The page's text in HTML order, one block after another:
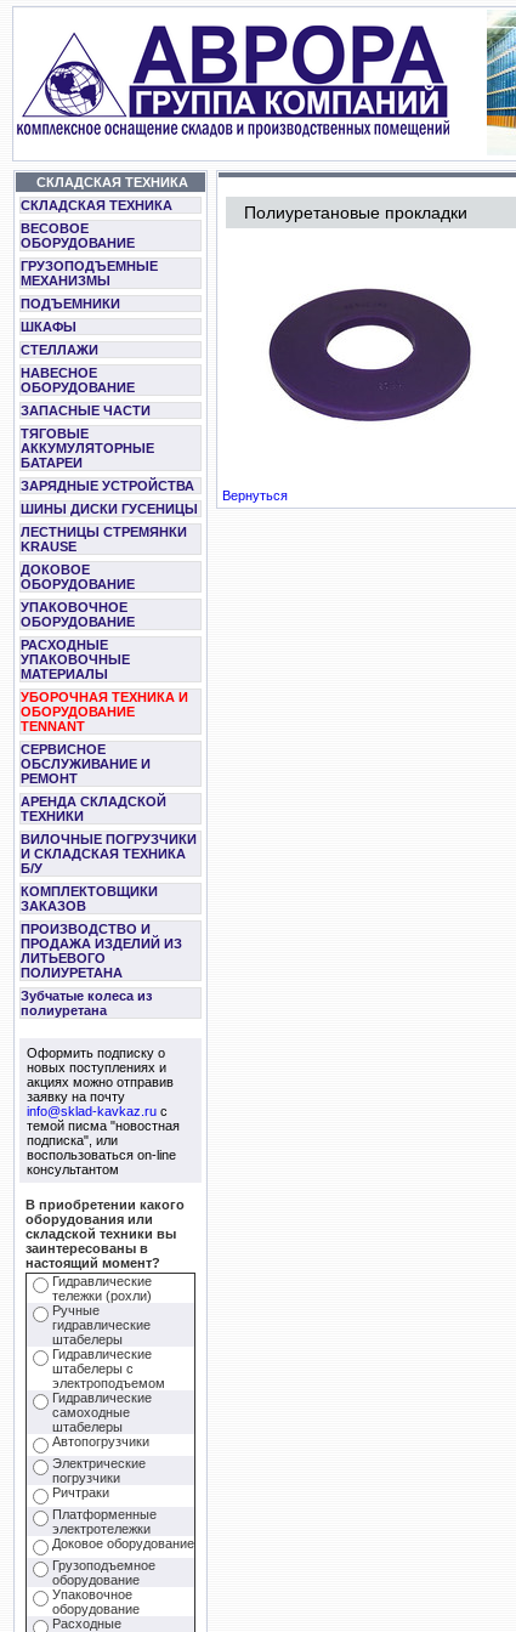
СКЛАДСКАЯ ТЕХНИКА
СКЛАДСКАЯ ТЕХНИКА
ВЕСОВОЕ
ОБОРУДОВАНИЕ
ГРУЗОПОДЪЕМНЫЕ
МЕХАНИЗМЫ
ПОДЪЕМНИКИ
ШКАФЫ
СТЕЛЛАЖИ
НАВЕСНОЕ
ОБОРУДОВАНИЕ
ЗАПАСНЫЕ ЧАСТИ
ТЯГОВЫЕ
АККУМУЛЯТОРНЫЕ
БАТАРЕИ
ЗАРЯДНЫЕ УСТРОЙСТВА
ШИНЫ ДИСКИ ГУСЕНИЦЫ
ЛЕСТНИЦЫ СТРЕМЯНКИ
KRAUSE
ДОКОВОЕ
ОБОРУДОВАНИЕ
УПАКОВОЧНОЕ
ОБОРУДОВАНИЕ
РАСХОДНЫЕ
УПАКОВОЧНЫЕ
МАТЕРИАЛЫ
УБОРОЧНАЯ ТЕХНИКА И
ОБОРУДОВАНИЕ
TENNANT
СЕРВИСНОЕ
ОБСЛУЖИВАНИЕ И
РЕМОНТ
АРЕНДА СКЛАДСКОЙ
ТЕХНИКИ
ВИЛОЧНЫЕ ПОГРУЗЧИКИ
И СКЛАДСКАЯ ТЕХНИКА
Б/У
КОМПЛЕКТОВЩИКИ
ЗАКАЗОВ
ПРОИЗВОДСТВО И
ПРОДАЖА ИЗДЕЛИЙ ИЗ
ЛИТЬЕВОГО
ПОЛИУРЕТАНА
Зубчатые колеса из
полиуретана
Оформить подписку о
новых поступлениях и
акциях можно отправив
заявку на почту
info@sklad-kavkaz.ruс
темой писма "новостная
подписка", или
воспользоваться on-line
консультантом
В приобретении какого
оборудования или
складской техники вы
заинтересованы в
настоящий момент?
Гидравлические
тележки (рохли)
Ручные
гидравлические
штабелеры
Гидравлические
штабелеры с
электроподъемом
Гидравлические
самоходные
штабелеры
Автопогрузчики
Электрические
погрузчики
Ричтраки
Платформенные
электротележки
Доковое оборудование
Грузоподъемное
оборудование
Упаковочное
оборудование
Расходные
Полиуретановые прокладки
Вернуться